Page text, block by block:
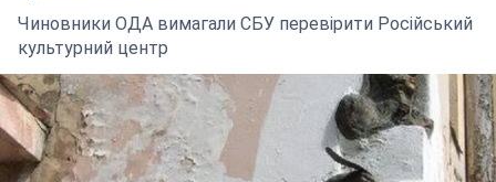
Чиновники ОДА вимагали СБУ перевірити Російський
культурний центр